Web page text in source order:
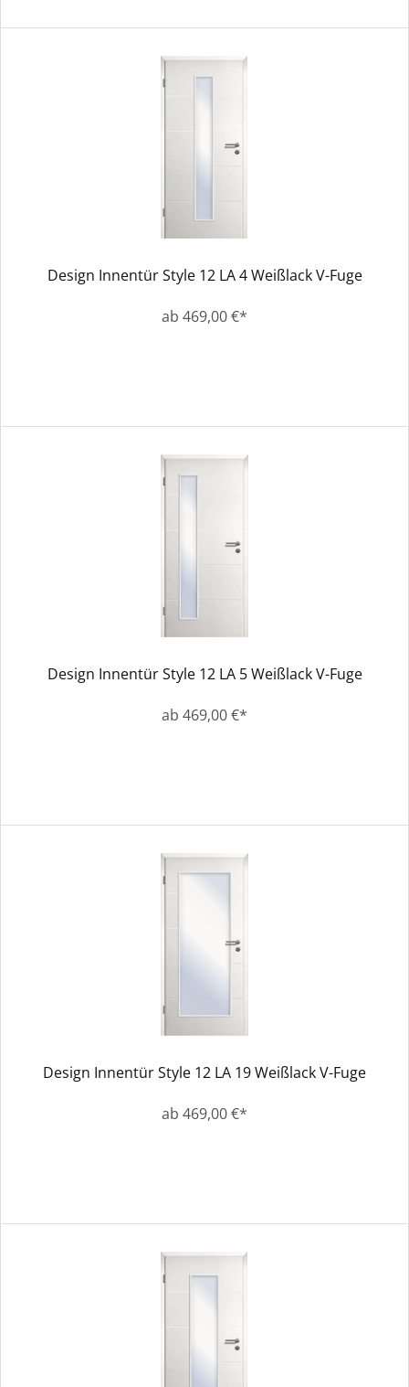
Design Innentür Style 12 LA 4 Weißlack V-Fuge
ab 469,00 €*
Design Innentür Style 12 LA 5 Weißlack V-Fuge
ab 469,00 €*
Design Innentür Style 12 LA 19 Weißlack V-Fuge
ab 469,00 €*